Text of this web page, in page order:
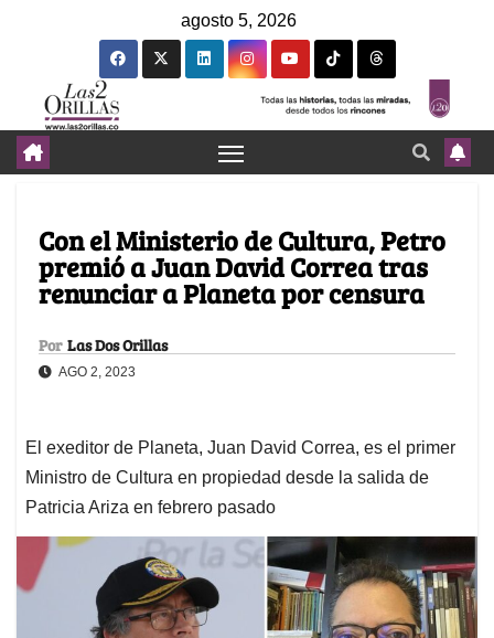
agosto 5, 2026
Con el Ministerio de Cultura, Petro
premió a Juan David Correa tras
renunciar a Planeta por censura
Por Las Dos Orillas
AGO 2, 2023
El exeditor de Planeta, Juan David Correa, es el primer
Ministro de Cultura en propiedad desde la salida de
Patricia Ariza en febrero pasado